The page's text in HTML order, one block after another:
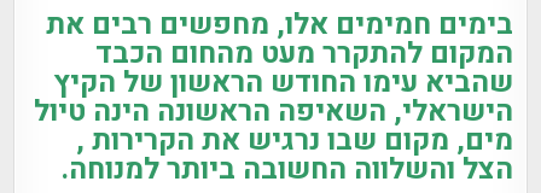
בימים חמימים אלו, מחפשים רבים את
המקום להתקרר מעט מהחום הכבד
שהביא עימו החודש הראשון של הקיץ
הישראלי, השאיפה הראשונה הינה טיול
מים, מקום שבו נרגיש את הקרירות ,
הצל והשלווה החשובה ביותר למנוחה.